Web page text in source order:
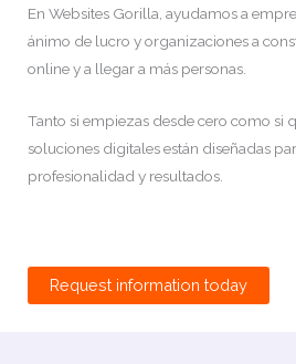
En Websites Gorilla, ayudamos a
ánimo de lucro y organizaciones a
online y a llegar a más personas.
Tanto si empiezas desde cero como si
soluciones digitales están diseñadas
profesionalidad y resultados.
Request information today